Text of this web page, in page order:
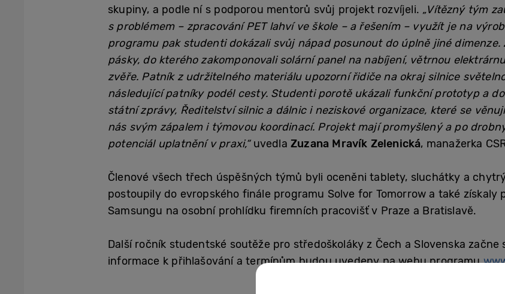
skupiny, a podle ní s podporou mentorů svůj projekt rozvíjeli. „Vítězný tým
s problémem – zpracování PET lahví ve škole – a řešením – využít je na
programu pak studenti dokázali svůj nápad posunout do úplně jiné
pásky, do kterého zakomponovali solární panel na nabíjení, větrnou
zvěře. Patník z udržitelného materiálu upozorní řidiče na okraj silnice
následující patníky podél cesty. Studenti porotě ukázali funkční prototyp a
státní zprávy, Ředitelství silnic a dálnic i neziskové organizace, které se
nás svým zápalem i týmovou koordinací. Projekt mají promyšlený a po
potenciál uplatnění v praxi,“uvedlaZuzana Mravík Zelenická, manažerka
Členové všech třech úspěšných týmů byli oceněni tablety, sluchátky a
postoupily do evropského finále programu Solve for Tomorrow a také získaly
Samsungu na osobní prohlídku firemních pracovišť v Praze a Bratislavě.
Další ročník studentské soutěže pro středoškoláky z Čech a Slovenska
informace k přihlašování a termínům budou uvedeny na webu programu